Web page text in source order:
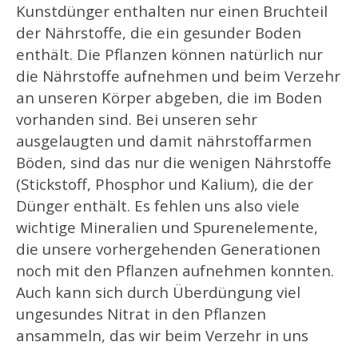
Kunstdünger enthalten nur einen Bruchteil
der Nährstoffe, die ein gesunder Boden
enthält. Die Pflanzen können natürlich nur
die Nährstoffe aufnehmen und beim Verzehr
an unseren Körper abgeben, die im Boden
vorhanden sind. Bei unseren sehr
ausgelaugten und damit nährstoffarmen
Böden, sind das nur die wenigen Nährstoffe
(Stickstoff, Phosphor und Kalium), die der
Dünger enthält. Es fehlen uns also viele
wichtige Mineralien und Spurenelemente,
die unsere vorhergehenden Generationen
noch mit den Pflanzen aufnehmen konnten.
Auch kann sich durch Überdüngung viel
ungesundes Nitrat in den Pflanzen
ansammeln, das wir beim Verzehr in uns